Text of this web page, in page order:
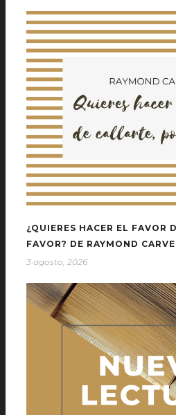
¿QUIERES HACER EL FAVOR
FAVOR? DE RAYMOND
3 agosto, 2026